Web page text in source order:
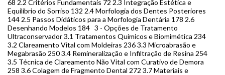
68 2.2 Critérios Fundamentais 72 2.3 Integração Estética e
Equilíbrio do Sorriso 132 2.4 Morfologia dos Dentes Posteriores
144 2.5 Passos Didáticos para a Morfologia Dentária 178 2.6
Desenhando Modelos 184 3 - Opções de Tratamento
Ultraconservador 3.1 Tratamentos Químicos e Biomimética 234
3.2 Clareamento Vital com Moldeiras 236 3.3 Microabrasão e
Megabrasão 250 3.4 Remineralização e Infiltração de Resina 254
3.5 Técnica de Clareamento Não Vital com Curativo de Demora
258 3.6 Colagem de Fragmento Dental 272 3.7 Materiais e